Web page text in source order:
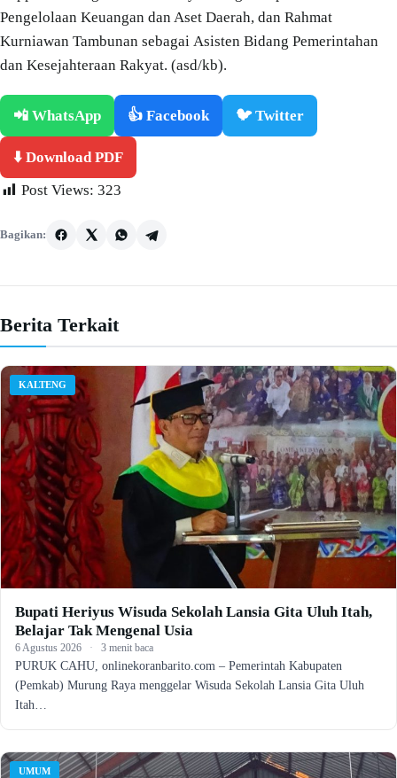
Pengelolaan Keuangan dan Aset Daerah, dan Rahmat
Kurniawan Tambunan sebagai Asisten Bidang Pemerintahan
dan Kesejahteraan Rakyat. (asd/kb).
📲 WhatsApp 👍 Facebook 🐦 Twitter
⬇️ Download PDF
Post Views: 323
Bagikan:
Berita Terkait
KALTENG
Bupati Heriyus Wisuda Sekolah Lansia Gita Uluh Itah,
Belajar Tak Mengenal Usia
6 Agustus 2026 · 3 menit baca
PURUK CAHU, onlinekoranbarito.com – Pemerintah Kabupaten
(Pemkab) Murung Raya menggelar Wisuda Sekolah Lansia Gita Uluh
Itah…
UMUM